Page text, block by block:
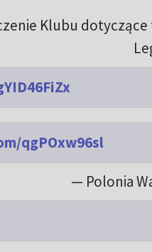
Klubu dotyczące
qgPOxw96sl
— Polonia